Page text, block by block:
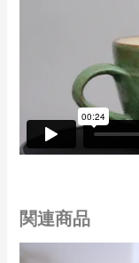
関連商品